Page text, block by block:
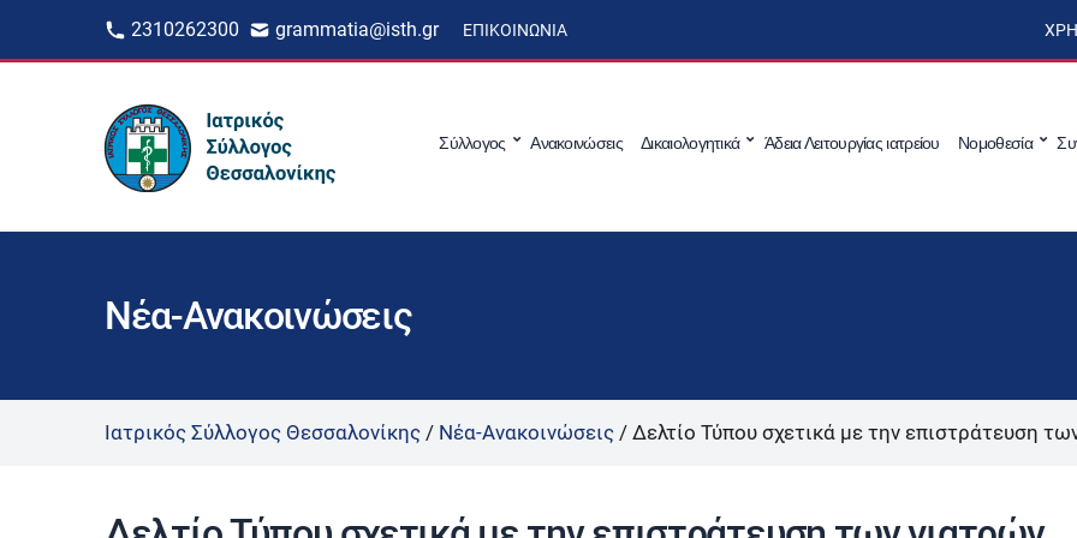
2310262300 grammatia@isth.gr ΕΠΙΚΟΙΝΩΝΊΑ
Σύλλογος Ανακοινώσεις Δικαιολογητικά Άδεια Λειτουργίας ιατρείου Νομοθεσία
Νέα-Ανακοινώσεις
Ιατρικός Σύλλογος Θεσσαλονίκης / Νέα-Ανακοινώσεις / Δελτίο Τύπου σχετικά με την επιστράτευση